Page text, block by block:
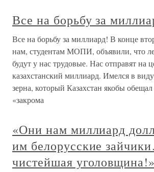
Все на борьбу за
Все на борьбу за миллиард! В конце
нам, студентам МОПИ, объявили, что
будут у нас трудовые. Нас отправят на
казахстанский миллиард. Имелся в
зерна, который Казахстан якобы обещал
«закрома
«Они нам миллиард
им белорусские
чистейшая уголовщина!»